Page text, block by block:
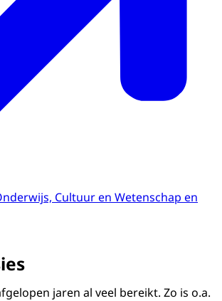
Cultuur en Wetenschap en
jaren al veel bereikt. Zo is o.a.